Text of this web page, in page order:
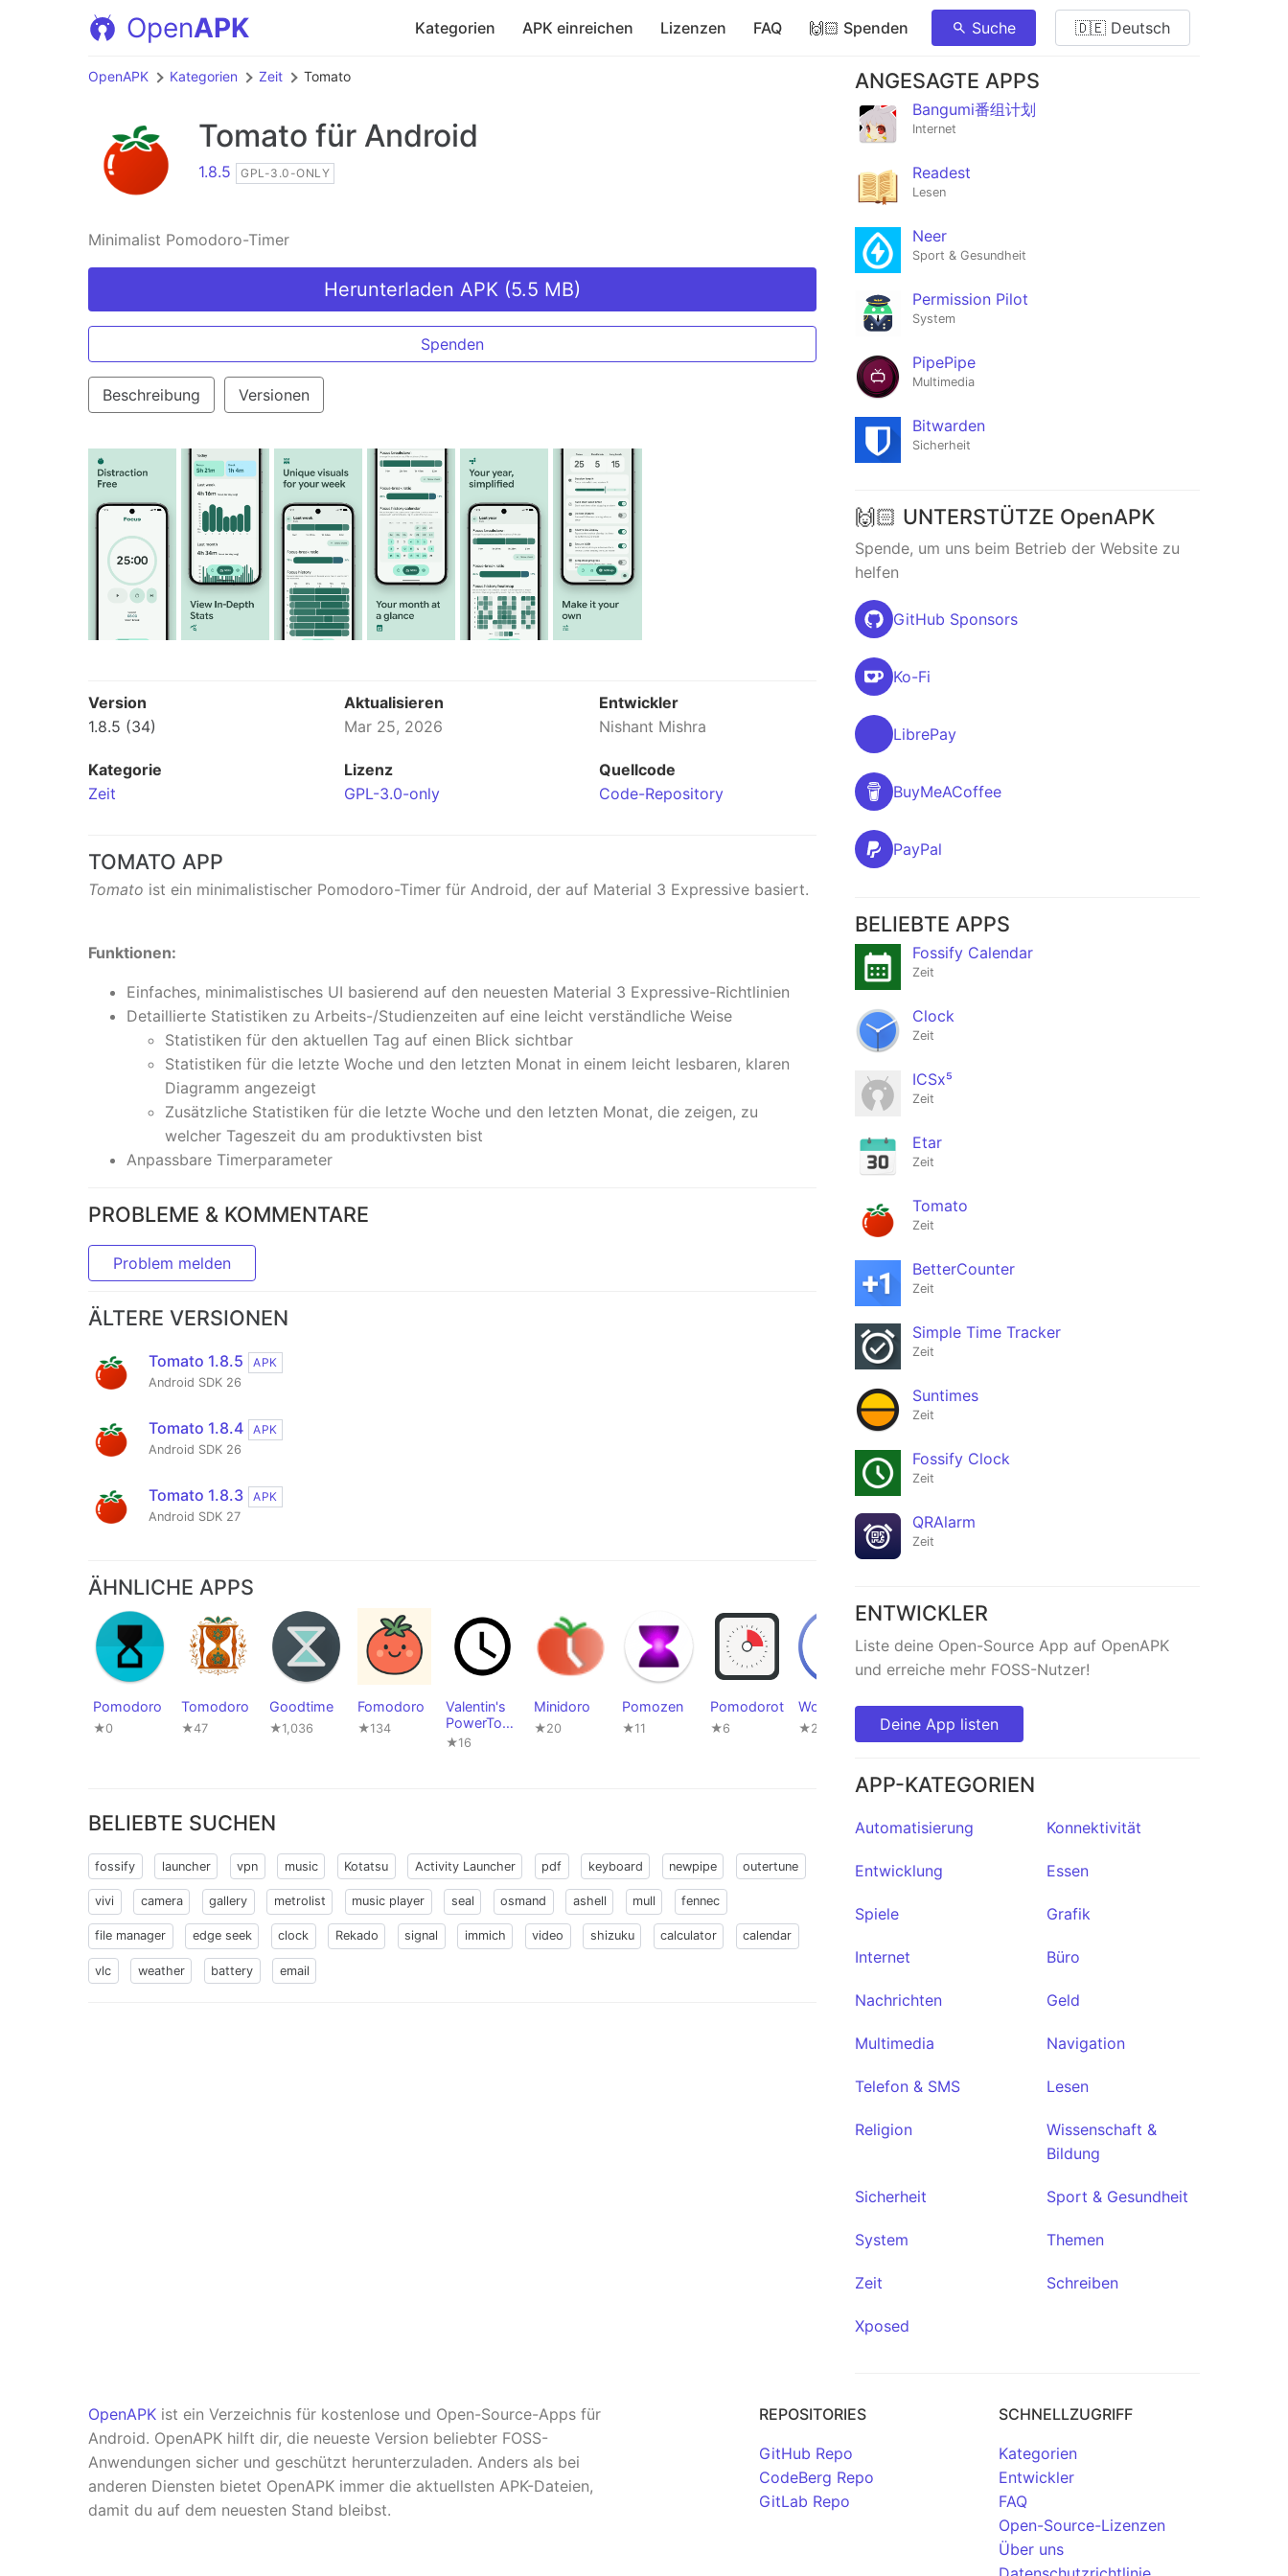
OpenAPK Kategorien APK einreichen Lizenzen FAQ 🙌🏻 Spenden Suche 🇩🇪 Deutsch
OpenAPK Kategorien Zeit Tomato
Tomato für Android
1.8.5 GPL-3.0-ONLY
Minimalist Pomodoro-Timer
Herunterladen APK (5.5 MB)
Spenden
Beschreibung Versionen
Version
1.8.5 (34)
Aktualisieren
Mar 25, 2026
Entwickler
Nishant Mishra
Kategorie
Zeit
Lizenz
GPL-3.0-only
Quellcode
Code-Repository
TOMATO APP
Tomato ist ein minimalistischer Pomodoro-Timer für Android, der auf Material 3 Expressive basiert.
Funktionen:
Einfaches, minimalistisches UI basierend auf den neuesten Material 3 Expressive-Richtlinien
Detaillierte Statistiken zu Arbeits-/Studienzeiten auf eine leicht verständliche Weise
Statistiken für den aktuellen Tag auf einen Blick sichtbar
Statistiken für die letzte Woche und den letzten Monat in einem leicht lesbaren, klaren
Diagramm angezeigt
Zusätzliche Statistiken für die letzte Woche und den letzten Monat, die zeigen, zu
welcher Tageszeit du am produktivsten bist
Anpassbare Timerparameter
PROBLEME & KOMMENTARE
Problem melden
ÄLTERE VERSIONEN
Tomato 1.8.5
APK
Android SDK 26
Tomato 1.8.4
APK
Android SDK 26
Tomato 1.8.3
APK
Android SDK 27
ÄHNLICHE APPS
Pomodoro
★0
Tomodoro
★47
Goodtime
★1,036
Fomodoro
★134
Valentin's
PowerTool
s #016
★16
Minidoro
★20
Pomozen
★11
Pomodorot
★6
WorkTimer
★2
FocusBudd
y
★3
BELIEBTE SUCHEN
fossify launcher vpn music Kotatsu Activity Launcher pdf keyboard newpipe outertune
vivi camera gallery metrolist music player seal osmand ashell mull fennec
file manager edge seek clock Rekado signal immich video shizuku calculator calendar
vlc weather battery email
ANGESAGTE APPS
Bangumi番组计划
Internet
Readest
Lesen
Neer
Sport & Gesundheit
Permission Pilot
System
PipePipe
Multimedia
Bitwarden
Sicherheit
🙌🏻 UNTERSTÜTZE OpenAPK
Spende, um uns beim Betrieb der Website zu
helfen
GitHub Sponsors
Ko-Fi
LibrePay
BuyMeACoffee
PayPal
BELIEBTE APPS
Fossify Calendar
Zeit
Clock
Zeit
ICSx⁵
Zeit
Etar
Zeit
Tomato
Zeit
BetterCounter
Zeit
Simple Time Tracker
Zeit
Suntimes
Zeit
Fossify Clock
Zeit
QRAlarm
Zeit
ENTWICKLER
Liste deine Open-Source App auf OpenAPK
und erreiche mehr FOSS-Nutzer!
Deine App listen
APP-KATEGORIEN
Automatisierung Konnektivität
Entwicklung Essen
Spiele Grafik
Internet Büro
Nachrichten Geld
Multimedia Navigation
Telefon & SMS Lesen
Religion
Wissenschaft &
Bildung
Sicherheit Sport & Gesundheit
System Themen
Zeit Schreiben
Xposed
OpenAPK ist ein Verzeichnis für kostenlose und Open-Source-Apps für
Android. OpenAPK hilft dir, die neueste Version beliebter FOSS-
Anwendungen sicher und geschützt herunterzuladen. Anders als bei
anderen Diensten bietet OpenAPK immer die aktuellsten APK-Dateien,
damit du auf dem neuesten Stand bleibst.
REPOSITORIES
GitHub Repo
CodeBerg Repo
GitLab Repo
SCHNELLZUGRIFF
Kategorien
Entwickler
FAQ
Open-Source-Lizenzen
Über uns